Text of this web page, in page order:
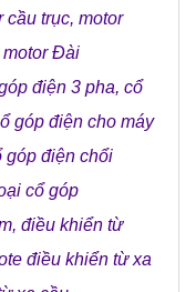
cầu trục, motor
motor Đài
điện 3 pha, cổ
góp điện cho máy
góp điện chổi
cổ góp
, điều khiển từ
điều khiển từ xa